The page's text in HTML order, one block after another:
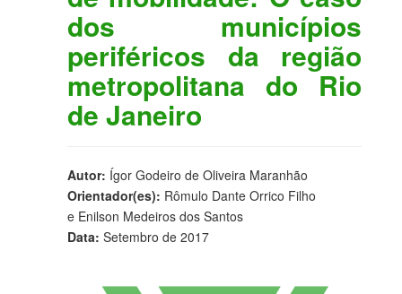
dos municípios
periféricos da região
metropolitana do Rio
de Janeiro
Autor: Ígor Godeiro de Oliveira Maranhão
Orientador(es): Rômulo Dante Orrico Filho
e Enilson Medeiros dos Santos
Data: Setembro de 2017